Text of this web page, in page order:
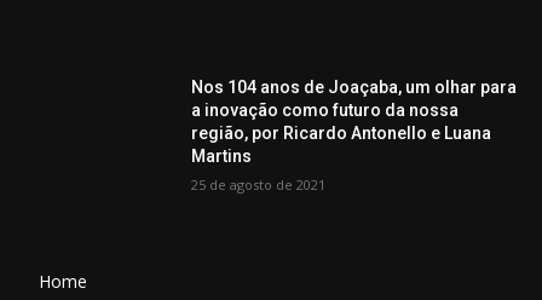
Nos 104 anos de Joaçaba, um olhar para
a inovação como futuro da nossa
região, por Ricardo Antonello e Luana
Martins
25 de agosto de 2021
Home